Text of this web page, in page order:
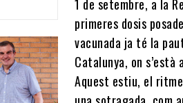
1 de setembre, a la
primeres dosis
vacunada ja té la
Catalunya, on
Aquest estiu, el